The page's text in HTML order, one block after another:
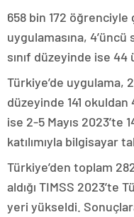
658 bin 172
uygulamasına, 4’üncü
sınıf düzeyinde ise 44
Türkiye’de uygulama,
düzeyinde 141 okuldan
ise 2-5 Mayıs 2023’te
katılımıyla bilgisayar
Türkiye’den toplam
aldığı TIMSS 2023’te
yeri yükseldi.